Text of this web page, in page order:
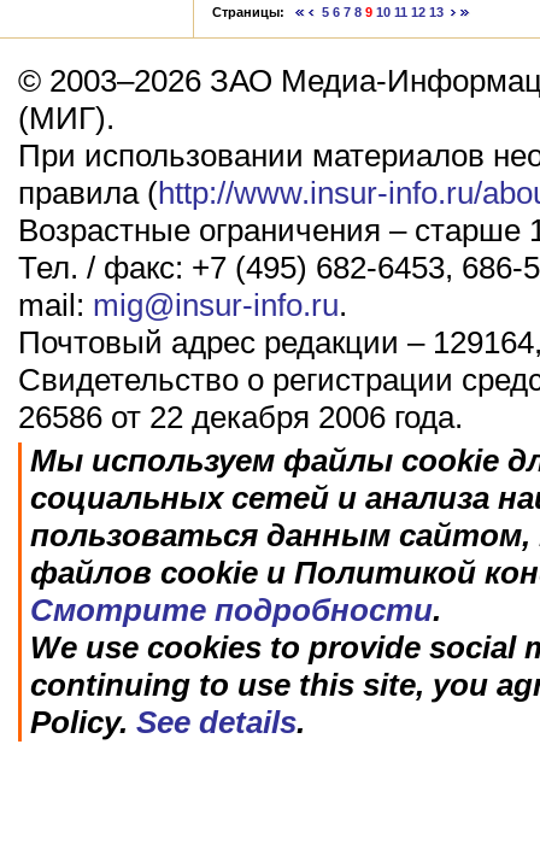
Страницы: 5 6 7 8 9 10 11 12 13
© 2003–2026 ЗАО Медиа-
(МИГ).
При использовании материалов
правила (http://www.insur-info.ru/
Возрастные ограничения – старше
Тел. / факс: +7 (495) 682-6453, 686-
mail: mig@insur-info.ru.
Почтовый адрес редакции –
Свидетельство о регистрации
26586 от 22 декабря 2006 года.
Мы используем файлы cookie
социальных сетей и анализа
пользоваться данным
файлов cookie и Политикой
Смотрите подробности.
We use cookies to provide social
continuing to use this site, you
Policy. See details.